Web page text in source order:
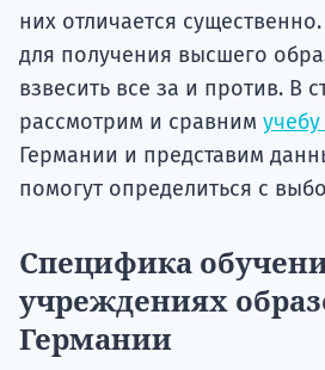
них отличается
для получения высшего
взвесить все за и против. В
рассмотрим и сравним
Германии и представим
помогут определиться с
Специфика
учреждениях
Германии